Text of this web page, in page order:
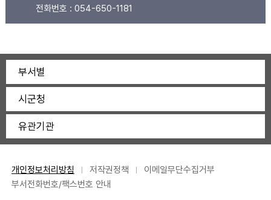
전화번호 : 054-650-1181
부서별
시군청
유관기관
개인정보처리방침 저작권정책
이메일무단수집거부
부서전화번호/팩스번호 안내